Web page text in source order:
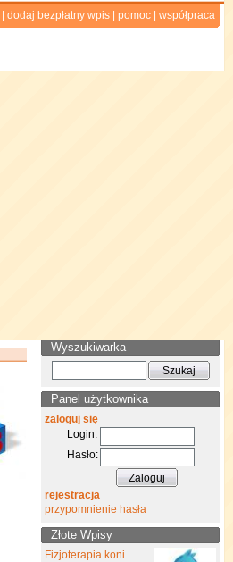
dodaj bezpłatny wpis pomoc współpraca
Wyszukiwarka
Panel użytkownika
zaloguj się
Login:
Hasło:
rejestracja
przypomnienie hasła
Złote Wpisy
Fizjoterapia koni